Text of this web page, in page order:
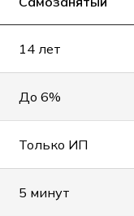
14 лет
До 6%
Только ИП
5 минут